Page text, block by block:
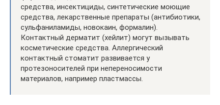
средства, инсектициды, синтетические моющие
средства, лекарственные препараты (антибиотики,
сульфаниламиды, новокаин, формалин).
Контактный дерматит (хейлит) могут вызывать
косметические средства. Аллергический
контактный стоматит развивается у
протезоносителей при непереносимости
материалов, например пластмассы.